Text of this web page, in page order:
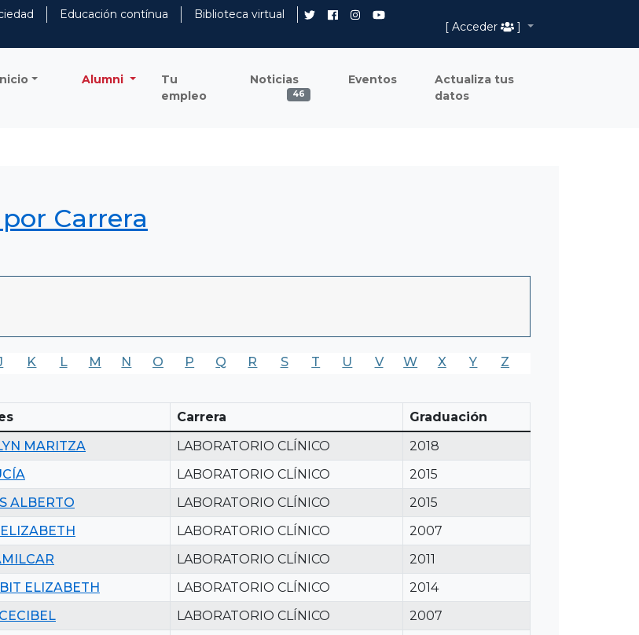
Educación contínua
Biblioteca virtual
[ Acceder
]
Alumni
Tu
empleo
Noticias
46
Eventos
Actualiza tus
datos
Carrera
K L M N O P Q R S T U V W X Y Z
Carrera
Graduación
MARITZA LABORATORIO CLÍNICO
2018
LABORATORIO CLÍNICO
2015
ALBERTO LABORATORIO CLÍNICO
2015
LABORATORIO CLÍNICO
2007
LABORATORIO CLÍNICO
2011
ELIZABETH LABORATORIO CLÍNICO
2014
LABORATORIO CLÍNICO
2007